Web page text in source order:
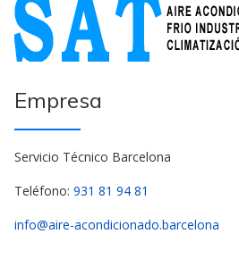
Empresa
Servicio Técnico Barcelona
Teléfono: 931 81 94 81
info@aire-acondicionado.barcelona